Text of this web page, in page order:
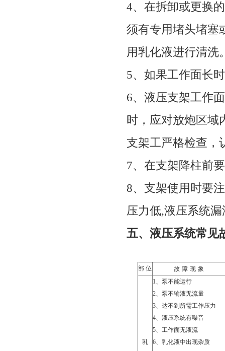
4、在拆卸或更换
须有专用堵头堵塞
用乳化液进行清洗
5、如果工作面长
6、液压支架工作
时，应对放炮区域
支架工严格检查，
7、在支架降柱前
8、支架使用时要
压力低,液压系统漏
五、液压系统常见
部 位 故 障 现 象
乳
1、泵不能运行
2、泵不输液无流量
3、达不到所需工作压力
4、液压系统有噪音
5、工作面无液流
6、乳化液中出现杂质